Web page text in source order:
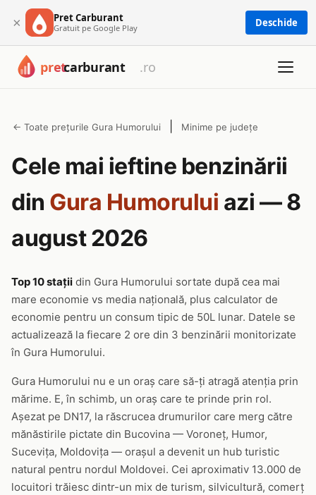
× Pret Carburant
Gratuit pe Google Play Deschide
← Toate prețurile Gura Humorului Minime pe județe
Cele mai ieftine benzinării
din Gura Humorului azi — 8
august 2026
Top 10 stații din Gura Humorului sortate după cea mai
mare economie vs media națională, plus calculator de
economie pentru un consum tipic de 50L lunar. Datele se
actualizează la fiecare 2 ore din 3 benzinării monitorizate
în Gura Humorului.
Gura Humorului nu e un oraș care să-ți atragă atenția prin
mărime. E, în schimb, un oraș care te prinde prin rol.
Așezat pe DN17, la răscrucea drumurilor care merg către
mănăstirile pictate din Bucovina — Voroneț, Humor,
Sucevița, Moldovița — orașul a devenit un hub turistic
natural pentru nordul Moldovei. Cei aproximativ 13.000 de
locuitori trăiesc dintr-un mix de turism, silvicultură, comerț